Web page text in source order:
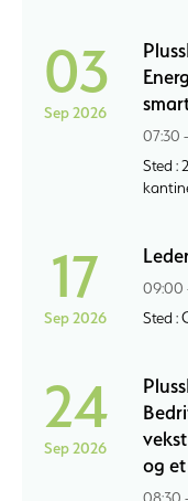
03
Sep 2026
07:30
Sted :
17
Sep 2026
09:00
Sted :
24
Sep 2026
og